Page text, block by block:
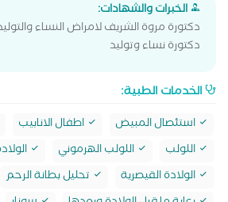
الخبرات والشهادات:
دكتورة مروة الشريف لامراض النساء
دكتورة نساء وتوليد
الخدمات الطبية:
استئصال المبيض اطفال الانابيب
اللولب
اللولب الهرموني
الولادة القيصرية
تحليل بطانة الرحم